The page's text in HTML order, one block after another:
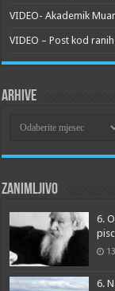
VIDEO- Akademik
VIDEO – Post kod
Arhive
Zanimljivo
6.
6.